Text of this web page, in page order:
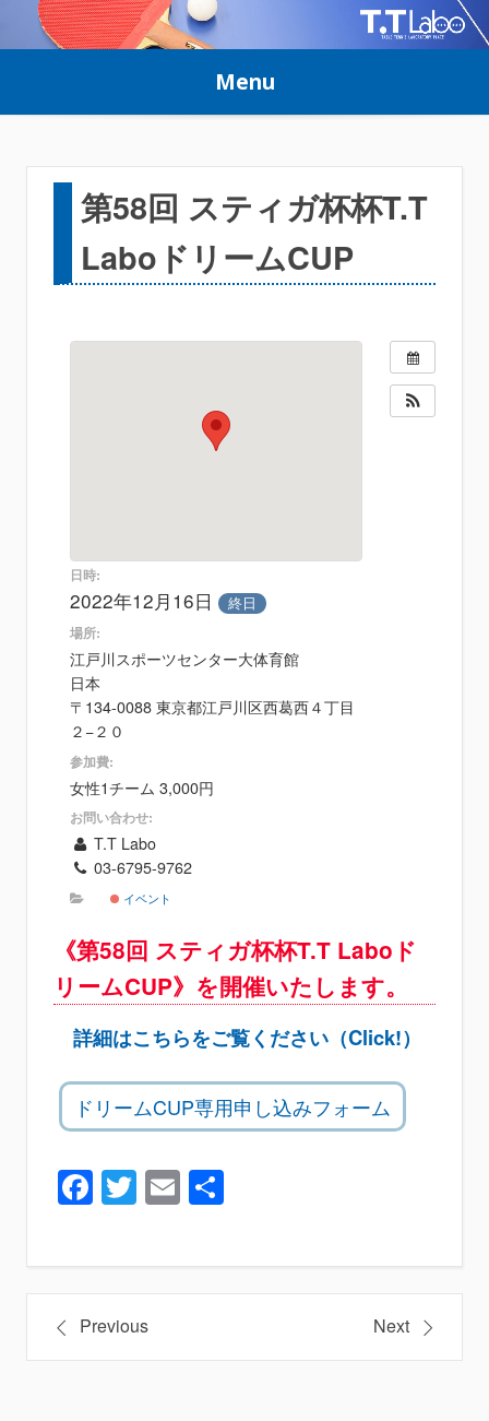
to
Menu
第58回 スティガ杯杯T.T
LaboドリームCUP
日時:
2022年12月16日 終日
場所:
江戸川スポーツセンター大体育館
日本
〒134-0088 東京都江戸川区西葛西４丁目
２−２０
参加費:
女性1チーム 3,000円
お問い合わせ:
T.T Labo
03-6795-9762
イベント
《第58回 スティガ杯杯T.T Laboド
リームCUP》を開催いたします。
詳細はこちらをご覧ください（Click!）
ドリームCUP専用申し込みフォーム
Facebook
Twitter
Email
投
稿
Previous Next